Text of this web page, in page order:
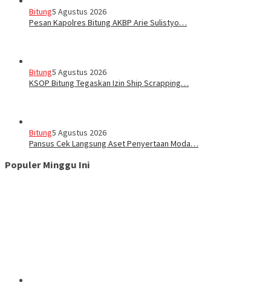
Bitung5 Agustus 2026
Pesan Kapolres Bitung AKBP Arie Sulistyo…
Bitung5 Agustus 2026
KSOP Bitung Tegaskan Izin Ship Scrapping…
Bitung5 Agustus 2026
Pansus Cek Langsung Aset Penyertaan Moda…
Populer Minggu Ini